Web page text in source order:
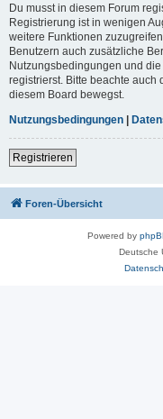
Du musst in diesem Forum
Registrierung ist in wenigen
weitere Funktionen
Benutzern auch zusätzliche
Nutzungsbedingungen und
registrierst. Bitte beachte
diesem Board bewegst.
Nutzungsbedingungen |
Registrieren
Foren-Übersicht
Powered by
Deutsche